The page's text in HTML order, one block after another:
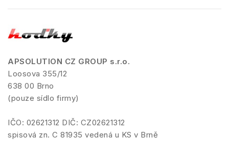
APSOLUTION CZ GROUP s.r.o.
Loosova 355/12
638 00 Brno
(pouze sídlo firmy)
IČO: 02621312 DIČ: CZ02621312
spisová zn. C 81935 vedená u KS v Brně